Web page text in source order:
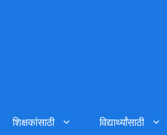
शिक्षकांसाठी विद्यार्थ्यांसाठी